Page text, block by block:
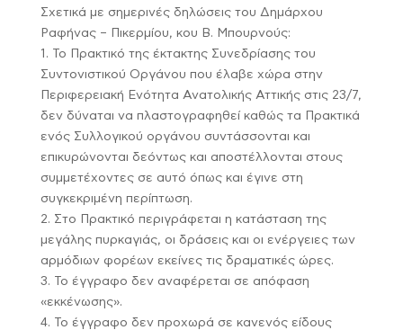
Σχετικά με σημερινές δηλώσεις του Δημάρχου
Ραφήνας – Πικερμίου, κου Β. Μπουρνούς:
1. Το Πρακτικό της έκτακτης Συνεδρίασης του
Συντονιστικού Οργάνου που έλαβε χώρα στην
Περιφερειακή Ενότητα Ανατολικής Αττικής στις 23/7,
δεν δύναται να πλαστογραφηθεί καθώς τα Πρακτικά
ενός Συλλογικού οργάνου συντάσσονται και
επικυρώνονται δεόντως και αποστέλλονται στους
συμμετέχοντες σε αυτό όπως και έγινε στη
συγκεκριμένη περίπτωση.
2. Στο Πρακτικό περιγράφεται η κατάσταση της
μεγάλης πυρκαγιάς, οι δράσεις και οι ενέργειες των
αρμόδιων φορέων εκείνες τις δραματικές ώρες.
3. Το έγγραφο δεν αναφέρεται σε απόφαση
«εκκένωσης».
4. Το έγγραφο δεν προχωρά σε κανενός είδους